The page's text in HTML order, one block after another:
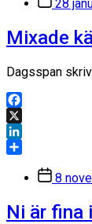
28
Mixade
Dagsspan
Facebook
X
LinkedIn
8
Ni är fina